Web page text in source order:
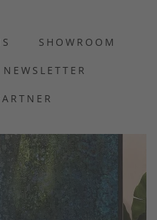
SHOWROOM
NEWSLETTER